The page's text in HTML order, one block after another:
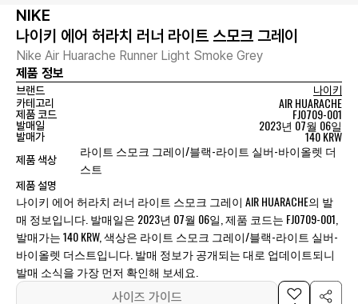
NIKE
나이키 에어 허라치 러너 라이트 스모크 그레이
Nike Air Huarache Runner Light Smoke Grey
제품 정보
브랜드
나이키
카테고리
AIR HUARACHE
제품 코드 FJ0709-001
발매일 2023년 07월 06일
발매가 140 KRW
제품 색상
라이트 스모크 그레이/블랙-라이트 실버-바이올렛 더
스트
제품 설명
나이키 에어 허라치 러너 라이트 스모크 그레이 AIR HUARACHE의 발
매 정보입니다. 발매일은 2023년 07월 06일, 제품 코드는 FJ0709-001,
발매가는 140 KRW, 색상은 라이트 스모크 그레이/블랙-라이트 실버-
바이올렛 더스트입니다. 발매 정보가 공개되는 대로 업데이트되니
발매 소식을 가장 먼저 확인해 보세요.
사이즈 가이드